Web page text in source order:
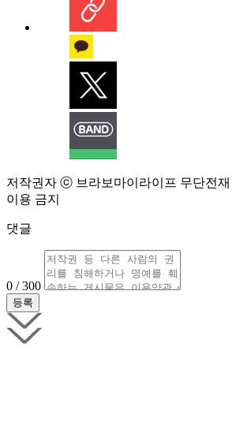
저작권자 ⓒ 브라보마이라이프 무단전
이용 금지
댓글
0 / 300